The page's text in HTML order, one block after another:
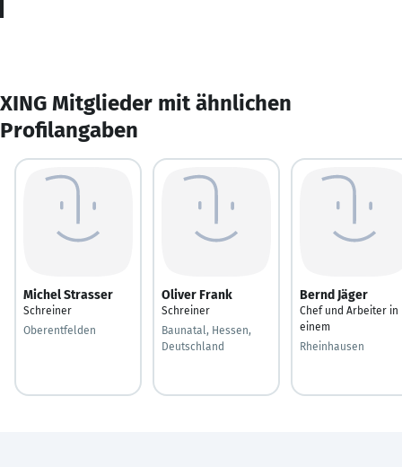
XING Mitglieder mit ähnlichen
Profilangaben
Michel Strasser
Schreiner
Oberentfelden
Oliver Frank
Schreiner
Baunatal, Hessen,
Deutschland
Bernd Jäger
Chef und Arbeiter in
einem
Rheinhausen